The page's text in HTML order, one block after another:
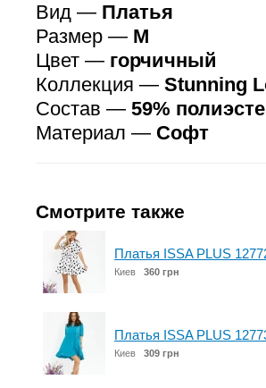
Вид — Платья
Размер — M
Цвет — горчичный
Коллекция — Stunning
Состав — 59%
Материал — Софт
Смотрите также
Платья ISSA PLUS
Киев 360 грн
Платья ISSA PLUS
Киев 309 грн